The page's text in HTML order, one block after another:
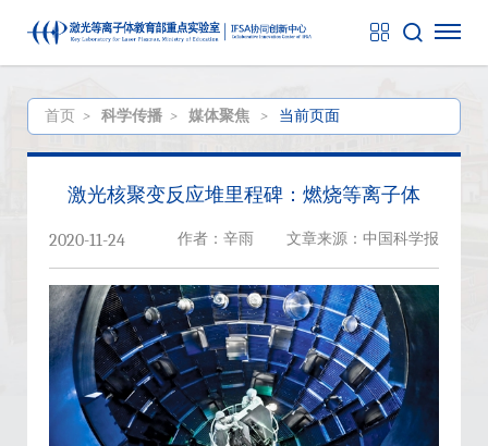
首页 > 科学传播 > 媒体聚焦 > 当前页面
激光核聚变反应堆里程碑：燃烧等离子体
2020-11-24 文章来源：中国科学报
作者：辛雨